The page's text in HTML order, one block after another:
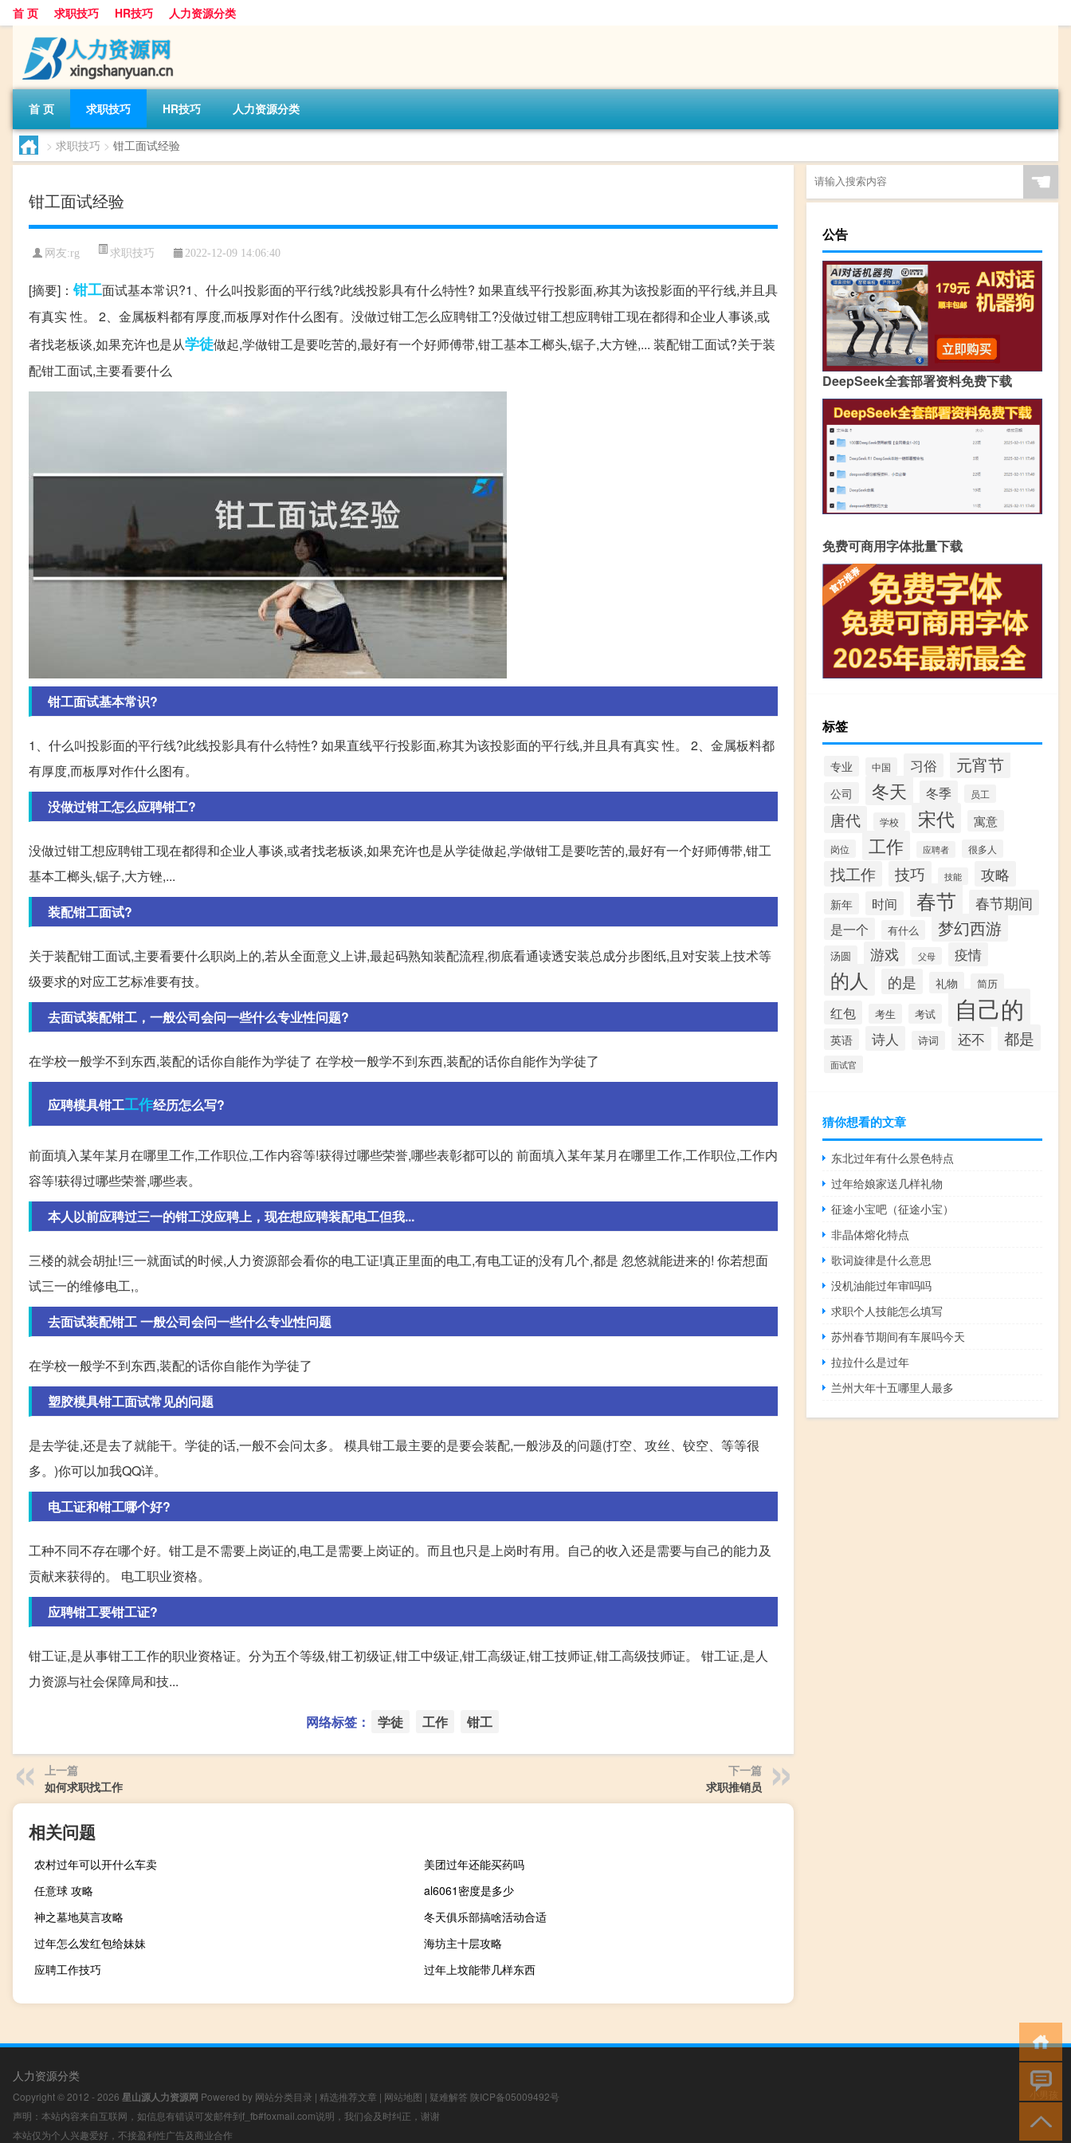
首 页 求职技巧 HR技巧 人力资源分类
首 页 求职技巧 HR技巧 人力资源分类
> 求职技巧 > 钳工面试经验
钳工面试经验
网友:rg 求职技巧 2022-12-09 14:06:40
[摘要]：钳工面试基本常识?1、什么叫投影面的平行线?此线投影具有什么特性? 如果直线平行投影面,称其为该投影面的平行线,并且具
有真实 性。 2、金属板料都有厚度,而板厚对作什么图有。没做过钳工怎么应聘钳工?没做过钳工想应聘钳工现在都得和企业人事谈,或
者找老板谈,如果充许也是从学徒做起,学做钳工是要吃苦的,最好有一个好师傅带,钳工基本工榔头,锯子,大方锉,... 装配钳工面试?关于装
配钳工面试,主要看要什么
钳工面试基本常识?
1、什么叫投影面的平行线?此线投影具有什么特性? 如果直线平行投影面,称其为该投影面的平行线,并且具有真实 性。 2、金属板料都
有厚度,而板厚对作什么图有。
没做过钳工怎么应聘钳工?
没做过钳工想应聘钳工现在都得和企业人事谈,或者找老板谈,如果充许也是从学徒做起,学做钳工是要吃苦的,最好有一个好师傅带,钳工
基本工榔头,锯子,大方锉,...
装配钳工面试?
关于装配钳工面试,主要看要什么职岗上的,若从全面意义上讲,最起码熟知装配流程,彻底看通读透安装总成分步图纸,且对安装上技术等
级要求的对应工艺标准要有技。
去面试装配钳工，一般公司会问一些什么专业性问题?
在学校一般学不到东西,装配的话你自能作为学徒了 在学校一般学不到东西,装配的话你自能作为学徒了
应聘模具钳工工作经历怎么写?
前面填入某年某月在哪里工作,工作职位,工作内容等!获得过哪些荣誉,哪些表彰都可以的 前面填入某年某月在哪里工作,工作职位,工作内
容等!获得过哪些荣誉,哪些表。
本人以前应聘过三一的钳工没应聘上，现在想应聘装配电工但我...
三楼的就会胡扯!三一就面试的时候,人力资源部会看你的电工证!真正里面的电工,有电工证的没有几个,都是 忽悠就能进来的! 你若想面
试三一的维修电工,。
去面试装配钳工 一般公司会问一些什么专业性问题
在学校一般学不到东西,装配的话你自能作为学徒了
塑胶模具钳工面试常见的问题
是去学徒,还是去了就能干。学徒的话,一般不会问太多。 模具钳工最主要的是要会装配,一般涉及的问题(打空、攻丝、铰空、等等很
多。)你可以加我QQ详。
电工证和钳工哪个好?
工种不同不存在哪个好。钳工是不需要上岗证的,电工是需要上岗证的。而且也只是上岗时有用。自己的收入还是需要与自己的能力及
贡献来获得的。 电工职业资格。
应聘钳工要钳工证?
钳工证,是从事钳工工作的职业资格证。分为五个等级,钳工初级证,钳工中级证,钳工高级证,钳工技师证,钳工高级技师证。 钳工证,是人
力资源与社会保障局和技...
网络标签： 学徒 工作 钳工
上一篇
如何求职找工作
下一篇
求职推销员
相关问题
农村过年可以开什么车卖
美团过年还能买药吗
任意球 攻略
al6061密度是多少
神之墓地莫言攻略
冬天俱乐部搞啥活动合适
过年怎么发红包给妹妹
海坊主十层攻略
应聘工作技巧
过年上坟能带几样东西
☚
公告
DeepSeek全套部署资料免费下载
免费可商用字体批量下载
标签
专业 中国 习俗 元宵节
公司 冬天 冬季 员工
唐代 学校 宋代 寓意
岗位 工作 应聘者 很多人
找工作 技巧 技能 攻略
新年 时间 春节 春节期间
是一个 有什么 梦幻西游
汤圆 游戏 父母 疫情
的人 的是 礼物 简历
红包 考生 考试 自己的
英语 诗人 诗词 还不 都是
面试官
猜你想看的文章
东北过年有什么景色特点
过年给娘家送几样礼物
征途小宝吧（征途小宝）
非晶体熔化特点
歌词旋律是什么意思
没机油能过年审吗吗
求职个人技能怎么填写
苏州春节期间有车展吗今天
拉拉什么是过年
兰州大年十五哪里人最多
人力资源分类
Copyright © 2012 - 2026 星山源人力资源网 Powered by 网站分类目录 | 精选推荐文章 | 网站地图 | 疑难解答 陕ICP备05009492号
声明：本站内容来自互联网，如信息有错误可发邮件到f_fb#foxmail.com说明，我们会及时纠正，谢谢
本站仅为个人兴趣爱好，不接盈利性广告及商业合作
小男孩